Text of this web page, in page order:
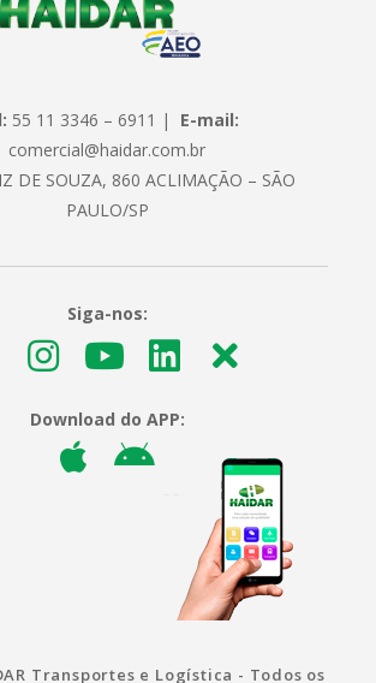
55 11 3346 – 6911 | E-mail:
comercial@haidar.com.br
DE SOUZA, 860 ACLIMAÇÃO – SÃO
PAULO/SP
Siga-nos:
Download do APP:
Transportes e Logística - Todos os